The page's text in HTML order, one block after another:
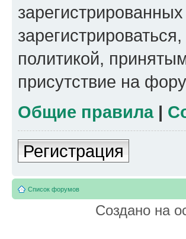
политикой,
присутствие на
Общие правила|
Регистрация
Список форумов
Создано на